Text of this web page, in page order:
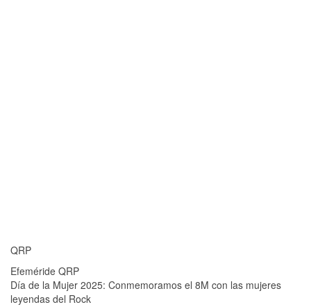
QRP
Efeméride QRP
Día de la Mujer 2025: Conmemoramos el 8M con las mujeres
leyendas del Rock